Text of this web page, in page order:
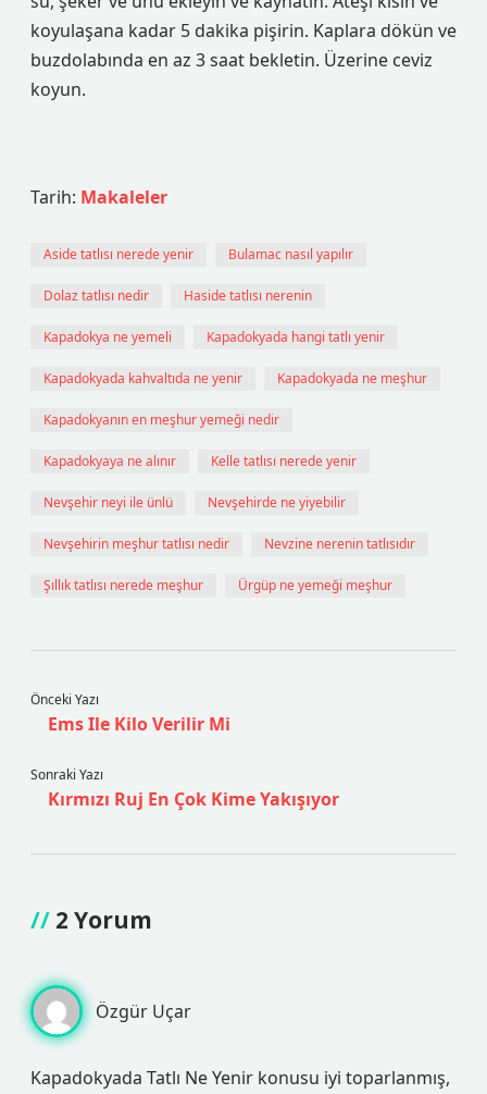
koyulaşana kadar 5 dakika pişirin. Kaplara dökün ve
buzdolabında en az 3 saat bekletin. Üzerine ceviz
koyun.
Tarih: Makaleler
Aside tatlısı nerede yenir Bulamac nasıl yapılır
Dolaz tatlısı nedir Haside tatlısı nerenin
Kapadokya ne yemeli Kapadokyada hangi tatlı yenir
Kapadokyada kahvaltıda ne yenir Kapadokyada ne meşhur
Kapadokyanın en meşhur yemeği nedir
Kapadokyaya ne alınır Kelle tatlısı nerede yenir
Nevşehir neyi ile ünlü Nevşehirde ne yiyebilir
Nevşehirin meşhur tatlısı nedir Nevzine nerenin tatlısıdır
Şıllık tatlısı nerede meşhur Ürgüp ne yemeği meşhur
Önceki Yazı
Ems Ile Kilo Verilir Mi
Sonraki Yazı
Kırmızı Ruj En Çok Kime Yakışıyor
2 Yorum
Özgür Uçar
Kapadokyada Tatlı Ne Yenir konusu iyi toparlanmış,